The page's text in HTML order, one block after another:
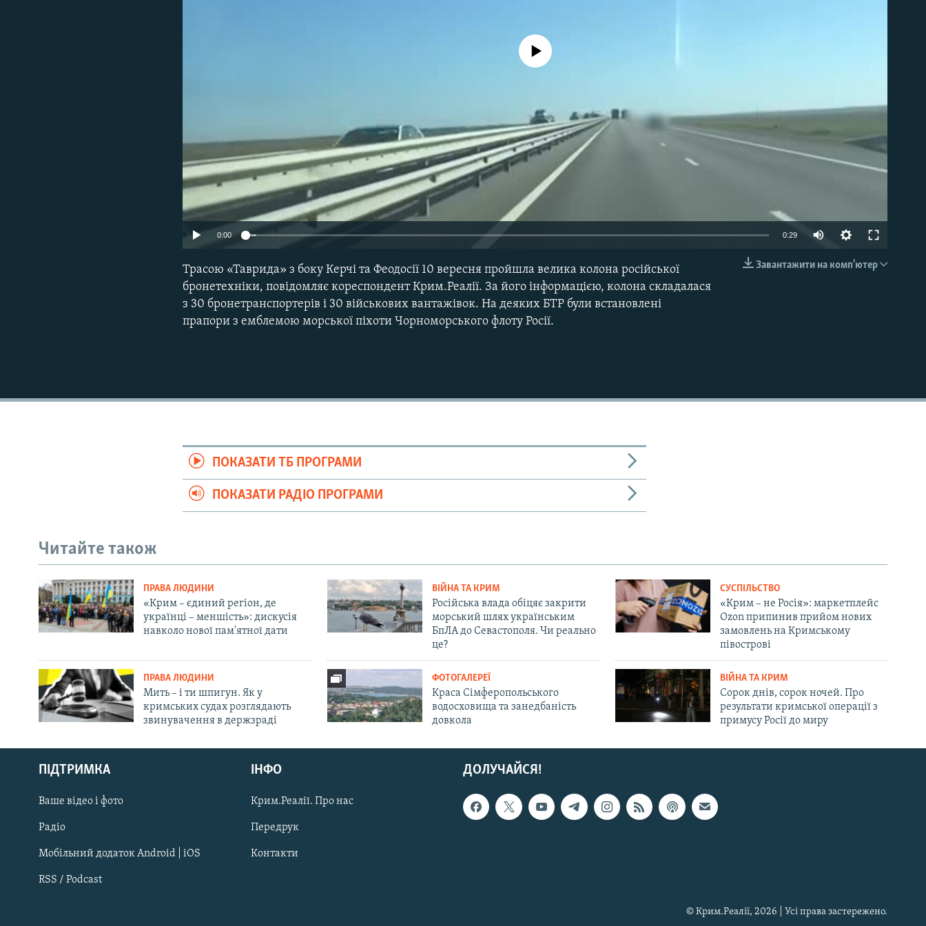
Русский
Qırımtatar
ДОЛУЧАЙСЯ!
No media source currently available
0:00 0:29
Завантажити на комп'ютер
Трасою «Таврида» з боку Керчі та Феодосії 10 вересня пройшла велика колона російської
бронетехніки, повідомляє кореспондент Крим.Реалії. За його інформацією, колона складалася
з 30 бронетранспортерів і 30 військових вантажівок. На деяких БТР були встановлені
прапори з емблемою морської піхоти Чорноморського флоту Росії.
ПОКАЗАТИ ТБ ПРОГРАМИ
ПОКАЗАТИ РАДІО ПРОГРАМИ
Читайте також
ПРАВА ЛЮДИНИ
«Крим – єдиний регіон, де
українці – меншість»: дискусія
навколо нової пам'ятної дати
ВІЙНА ТА КРИМ
Російська влада обіцяє закрити
морський шлях українським
БпЛА до Севастополя. Чи реально
це?
СУСПІЛЬСТВО
«Крим – не Росія»: маркетплейс
Ozon припинив прийом нових
замовлень на Кримському
півострові
ПРАВА ЛЮДИНИ
Мить – і ти шпигун. Як у
кримських судах розглядають
звинувачення в держзраді
ФОТОГАЛЕРЕЇ
Краса Сімферопольського
водосховища та занедбаність
довкола
ВІЙНА ТА КРИМ
Сорок днів, сорок ночей. Про
результати кримської операції з
примусу Росії до миру
ДОЛУЧАЙСЯ!
ПІДТРИМКА
Ваше відео і фото
Радіо
Мобільний додаток Android | iOS
RSS / Podcast
ІНФО
Крим.Реалії. Про нас
Передрук
Контакти
© Крим.Реалії, 2026 | Усі права застережено.